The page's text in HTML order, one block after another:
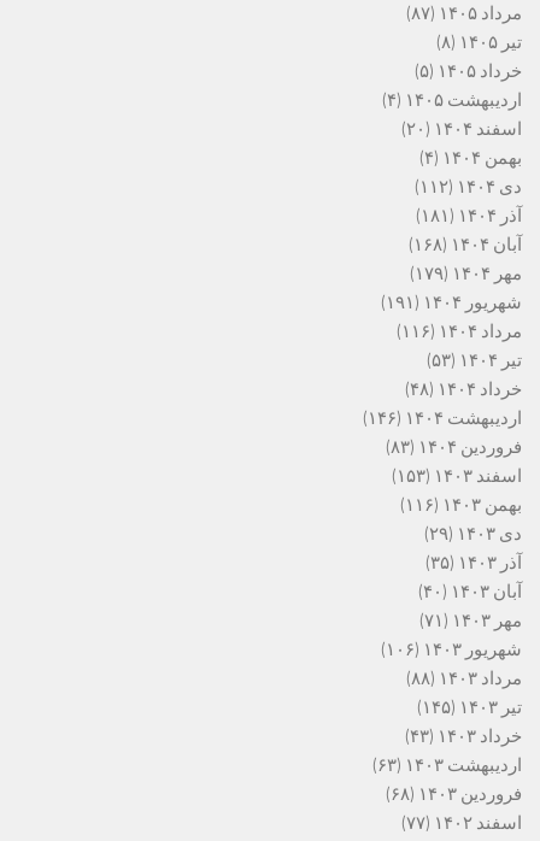
مرداد ۱۴۰۵
(۸۷)
تیر ۱۴۰۵
(۸)
خرداد ۱۴۰۵
(۵)
اردیبهشت ۱۴۰۵
(۴)
اسفند ۱۴۰۴
(۲۰)
بهمن ۱۴۰۴
(۴)
دی ۱۴۰۴
(۱۱۲)
آذر ۱۴۰۴
(۱۸۱)
آبان ۱۴۰۴
(۱۶۸)
مهر ۱۴۰۴
(۱۷۹)
شهریور ۱۴۰۴
(۱۹۱)
مرداد ۱۴۰۴
(۱۱۶)
تیر ۱۴۰۴
(۵۳)
خرداد ۱۴۰۴
(۴۸)
اردیبهشت ۱۴۰۴
(۱۴۶)
فروردین ۱۴۰۴
(۸۳)
اسفند ۱۴۰۳
(۱۵۳)
بهمن ۱۴۰۳
(۱۱۶)
دی ۱۴۰۳
(۲۹)
آذر ۱۴۰۳
(۳۵)
آبان ۱۴۰۳
(۴۰)
مهر ۱۴۰۳
(۷۱)
شهریور ۱۴۰۳
(۱۰۶)
مرداد ۱۴۰۳
(۸۸)
تیر ۱۴۰۳
(۱۴۵)
خرداد ۱۴۰۳
(۴۳)
اردیبهشت ۱۴۰۳
(۶۳)
فروردین ۱۴۰۳
(۶۸)
اسفند ۱۴۰۲
(۷۷)